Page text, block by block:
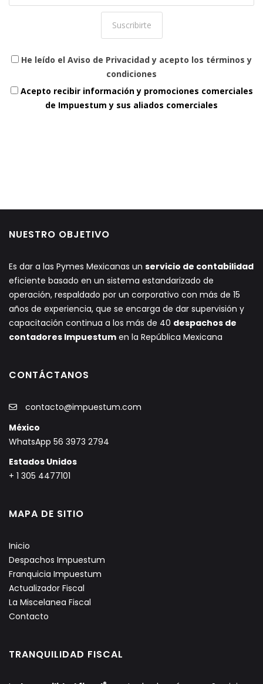
He leído el Aviso de Privacidad y acepto los términos y
condiciones
Acepto recibir información y promociones comerciales
de Impuestum y sus aliados comerciales
NUESTRO OBJETIVO
Es dar a las Pymes Mexicanas un servicio de contabilidad
eficiente basado en un sistema estandarizado de
operación, respaldado por un corporativo con más de 15
años de experiencia, que se encarga de dar supervisión y
capacitación continua a los más de 40 despachos de
contadores Impuestum en la República Mexicana
CONTÁCTANOS
contacto@impuestum.com
México
WhatsApp 56 3973 2794
Estados Unidos
+ 1 305 4477101
MAPA DE SITIO
Inicio
Despachos Impuestum
Franquicia Impuestum
Actualizador Fiscal
La Miscelanea Fiscal
Contacto
TRANQUILIDAD FISCAL